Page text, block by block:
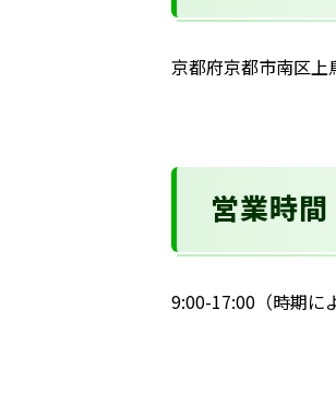
京都府京都市南区上
営業時間
9:00-17:00（時期に